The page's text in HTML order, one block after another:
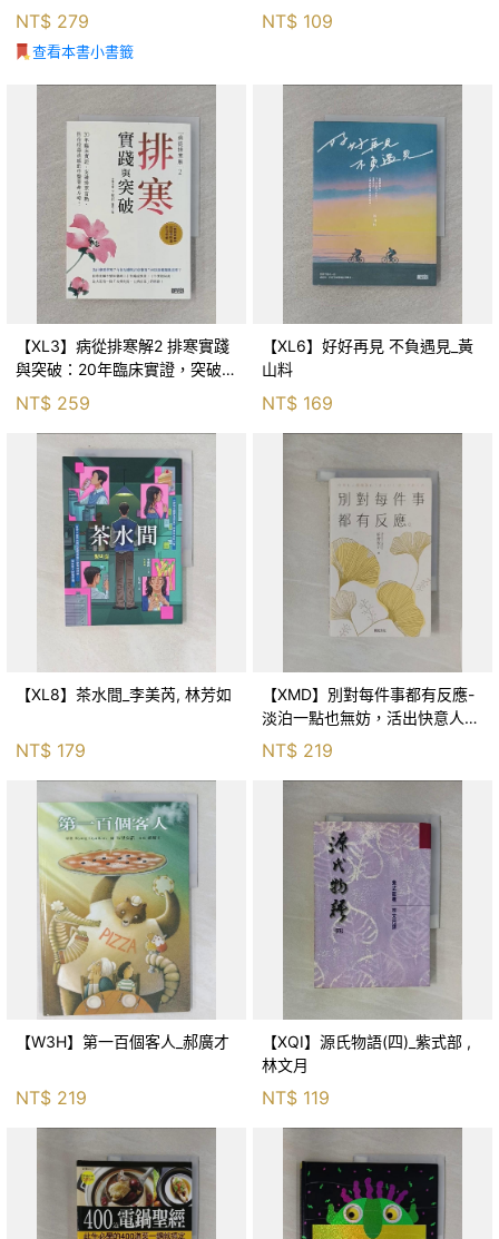
「126法則」滾出18億円資產的
69年股海交易術_藤本茂, 賴惠
鈴
NT$ 279
查看本書小書籤
NT$ 109
【XL3】病從排寒解2 排寒實踐
與突破：20年臨床實證，突破排
寒盲點，防治疫毒流感的中醫養
命方略！_李璧如
NT$ 259
【XL6】好好再見 不負遇見_黃
山料
NT$ 169
【XL8】茶水間_李美芮, 林芳如
NT$ 179
【XMD】別對每件事都有反應-
淡泊一點也無妨，活出快意人生
的99個禪練習！_枡野俊明, 黃
薇嬪
NT$ 219
【W3H】第一百個客人_郝廣才
NT$ 219
【XQI】源氏物語(四)_紫式部 ,
林文月
NT$ 119